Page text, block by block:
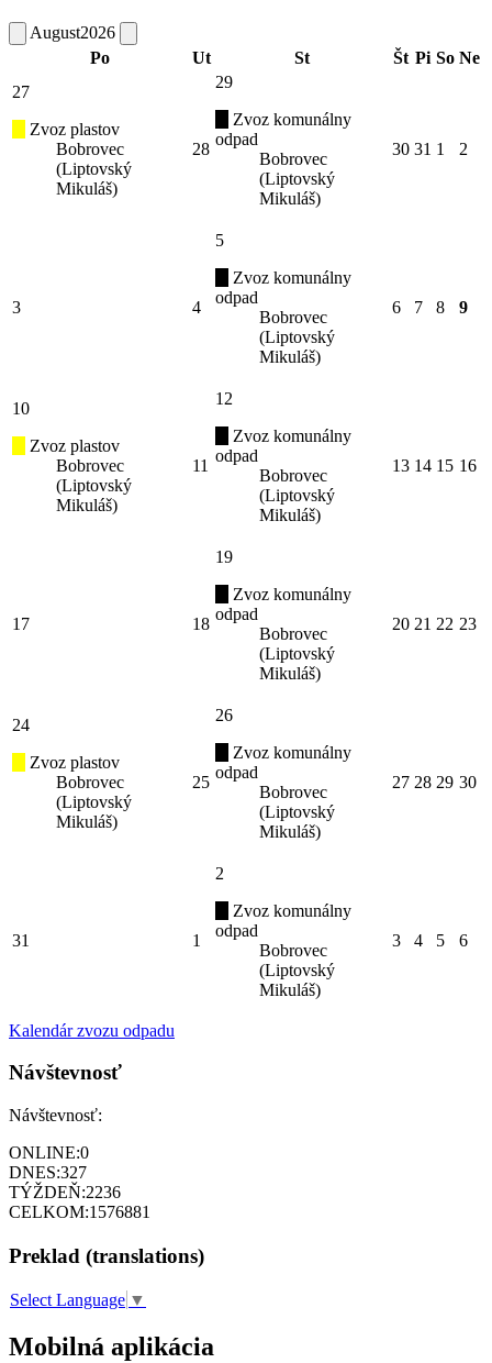
August2026
Po
Ut St Št Pi So Ne
27
Zvoz plastov
Bobrovec
(Liptovský
Mikuláš)
28
29
Zvoz komunálny
odpad
Bobrovec
(Liptovský
Mikuláš)
30 31 1 2
3 4
5
Zvoz komunálny
odpad
Bobrovec
(Liptovský
Mikuláš)
6 7 8 9
10
Zvoz plastov
Bobrovec
(Liptovský
Mikuláš)
11
12
Zvoz komunálny
odpad
Bobrovec
(Liptovský
Mikuláš)
13 14 15 16
17 18
19
Zvoz komunálny
odpad
Bobrovec
(Liptovský
Mikuláš)
20 21 22 23
24
Zvoz plastov
Bobrovec
(Liptovský
Mikuláš)
25
26
Zvoz komunálny
odpad
Bobrovec
(Liptovský
Mikuláš)
27 28 29 30
31 1
2
Zvoz komunálny
odpad
Bobrovec
(Liptovský
Mikuláš)
3 4 5 6
Kalendár zvozu odpadu
Návštevnosť
Návštevnosť:
ONLINE:0
DNES:327
TÝŽDEŇ:2236
CELKOM:1576881
Preklad (translations)
Select Language ▼
Mobilná aplikácia